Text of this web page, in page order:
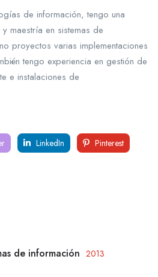
de información, tengo una
maestría en sistemas de
proyectos varias implementaciones
tengo experiencia en gestión de
e instalaciones de
LinkedIn
Pinterest
de información 2013